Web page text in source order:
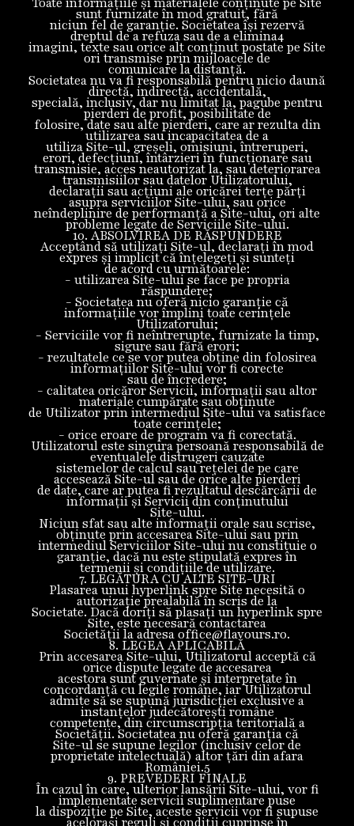
sunt furnizate în mod gratuit, fără
niciun fel de garanție. Societatea își rezervă
dreptul de a refuza sau de a elimina4
imagini, texte sau orice alt conținut postate pe Site
ori transmise prin mijloacele de
comunicare la distanță.
Societatea nu va fi responsabilă pentru nicio daună
directă, indirectă, accidentală,
specială, inclusiv, dar nu limitat la, pagube pentru
pierderi de profit, posibilitate de
folosire, date sau alte pierderi, care ar rezulta din
utilizarea sau incapacitatea de a
utiliza Site-ul, greșeli, omisiuni, întreruperi,
erori, defecțiuni, întârzieri în funcționare sau
transmisie, acces neautorizat la, sau deteriorarea
transmisiilor sau datelor Utilizatorului,
declarații sau acțiuni ale oricărei terțe părți
asupra serviciilor Site-ului, sau orice
neîndeplinire de performanță a Site-ului, ori alte
probleme legate de Serviciile Site-ului.
10. ABSOLVIREA DE RĂSPUNDERE
Acceptând să utilizați Site-ul, declarați în mod
expres și implicit că înțelegeți și sunteți
de acord cu următoarele:
- utilizarea Site-ului se face pe propria
răspundere;
- Societatea nu oferă nicio garanție că
informațiile vor împlini toate cerințele
Utilizatorului;
- Serviciile vor fi neîntrerupte, furnizate la timp,
sigure sau fără erori;
- rezultatele ce se vor putea obține din folosirea
informațiilor Site-ului vor fi corecte
sau de încredere;
- calitatea oricăror Servicii, informații sau altor
materiale cumpărate sau obținute
de Utilizator prin intermediul Site-ului va satisface
toate cerințele;
- orice eroare de program va fi corectată.
Utilizatorul este singura persoană responsabilă de
eventualele distrugeri cauzate
sistemelor de calcul sau rețelei de pe care
accesează Site-ul sau de orice alte pierderi
de date, care ar putea fi rezultatul descărcării de
informații și Servicii din conținutului
Site-ului.
Niciun sfat sau alte informații orale sau scrise,
obținute prin accesarea Site-ului sau prin
intermediul Serviciilor Site-ului nu constituie o
garanție, dacă nu este stipulată expres în
termenii și condițiile de utilizare.
7. LEGĂTURA CU ALTE SITE-URI
Plasarea unui hyperlink spre Site necesită o
autorizație prealabilă în scris de la
Societate. Dacă doriți să plasați un hyperlink spre
Site, este necesară contactarea
Societății la adresa office@flavours.ro.
8. LEGEA APLICABILĂ
Prin accesarea Site-ului, Utilizatorul acceptă că
orice dispute legate de accesarea
acestora sunt guvernate și interpretate în
concordanţă cu legile române, iar Utilizatorul
admite să se supună jurisdicţiei exclusive a
instanţelor judecătorești române
competente, din circumscripția teritorială a
Societății. Societatea nu oferă garanţia că
Site-ul se supune legilor (inclusiv celor de
proprietate intelectuală) altor ţări din afara
României.5
9. PREVEDERI FINALE
În cazul în care, ulterior lansării Site-ului, vor fi
implementate servicii suplimentare puse
la dispoziţie pe Site, aceste servicii vor fi supuse